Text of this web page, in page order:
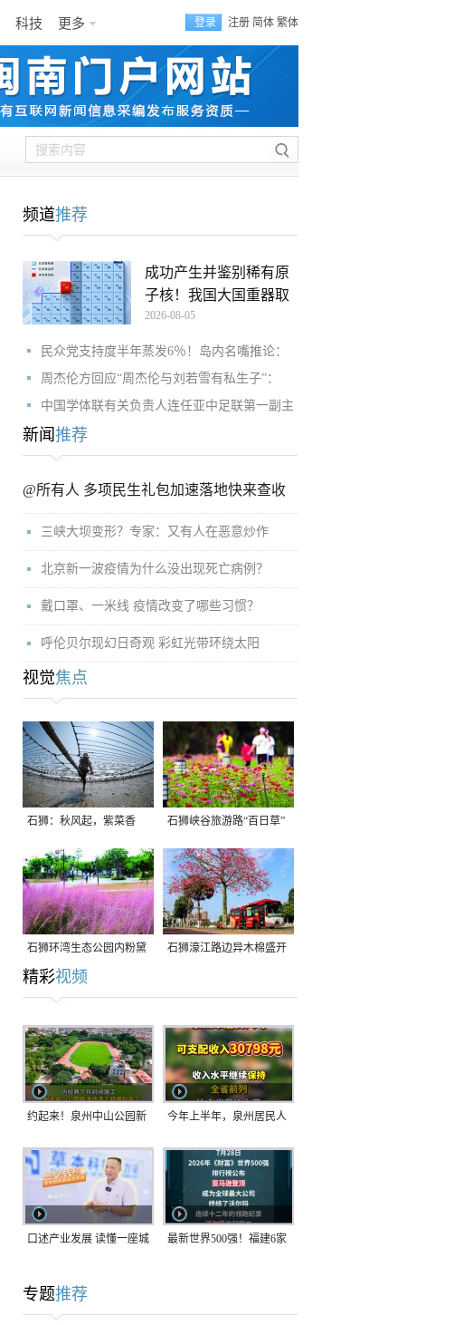
科技 更多 登录 注册 简体 繁体
频道推荐
成功产生并鉴别稀有原
子核！我国大国重器取
2026-08-05
民众党支持度半年蒸发6％！岛内名嘴推论：
周杰伦方回应“周杰伦与刘若雪有私生子”：
中国学体联有关负责人连任亚中足联第一副主
新闻 推荐
@所有人 多项民生礼包加速落地快来查收
三峡大坝变形？专家：又有人在恶意炒作
北京新一波疫情为什么没出现死亡病例？
戴口罩、一米线 疫情改变了哪些习惯？
呼伦贝尔现幻日奇观 彩虹光带环绕太阳
视觉焦点
石狮：秋风起，紫菜香 石狮峡谷旅游路“百日草”
争相斗艳
石狮环湾生态公园内粉黛
乱子草盛放
石狮濠江路边异木棉盛开
精彩视频
约起来！泉州中山公园新 今年上半年，泉州居民人
口述产业发展 读懂一座城
家，率先研发草本卫生巾
最新世界500强！福建6家
专题推荐